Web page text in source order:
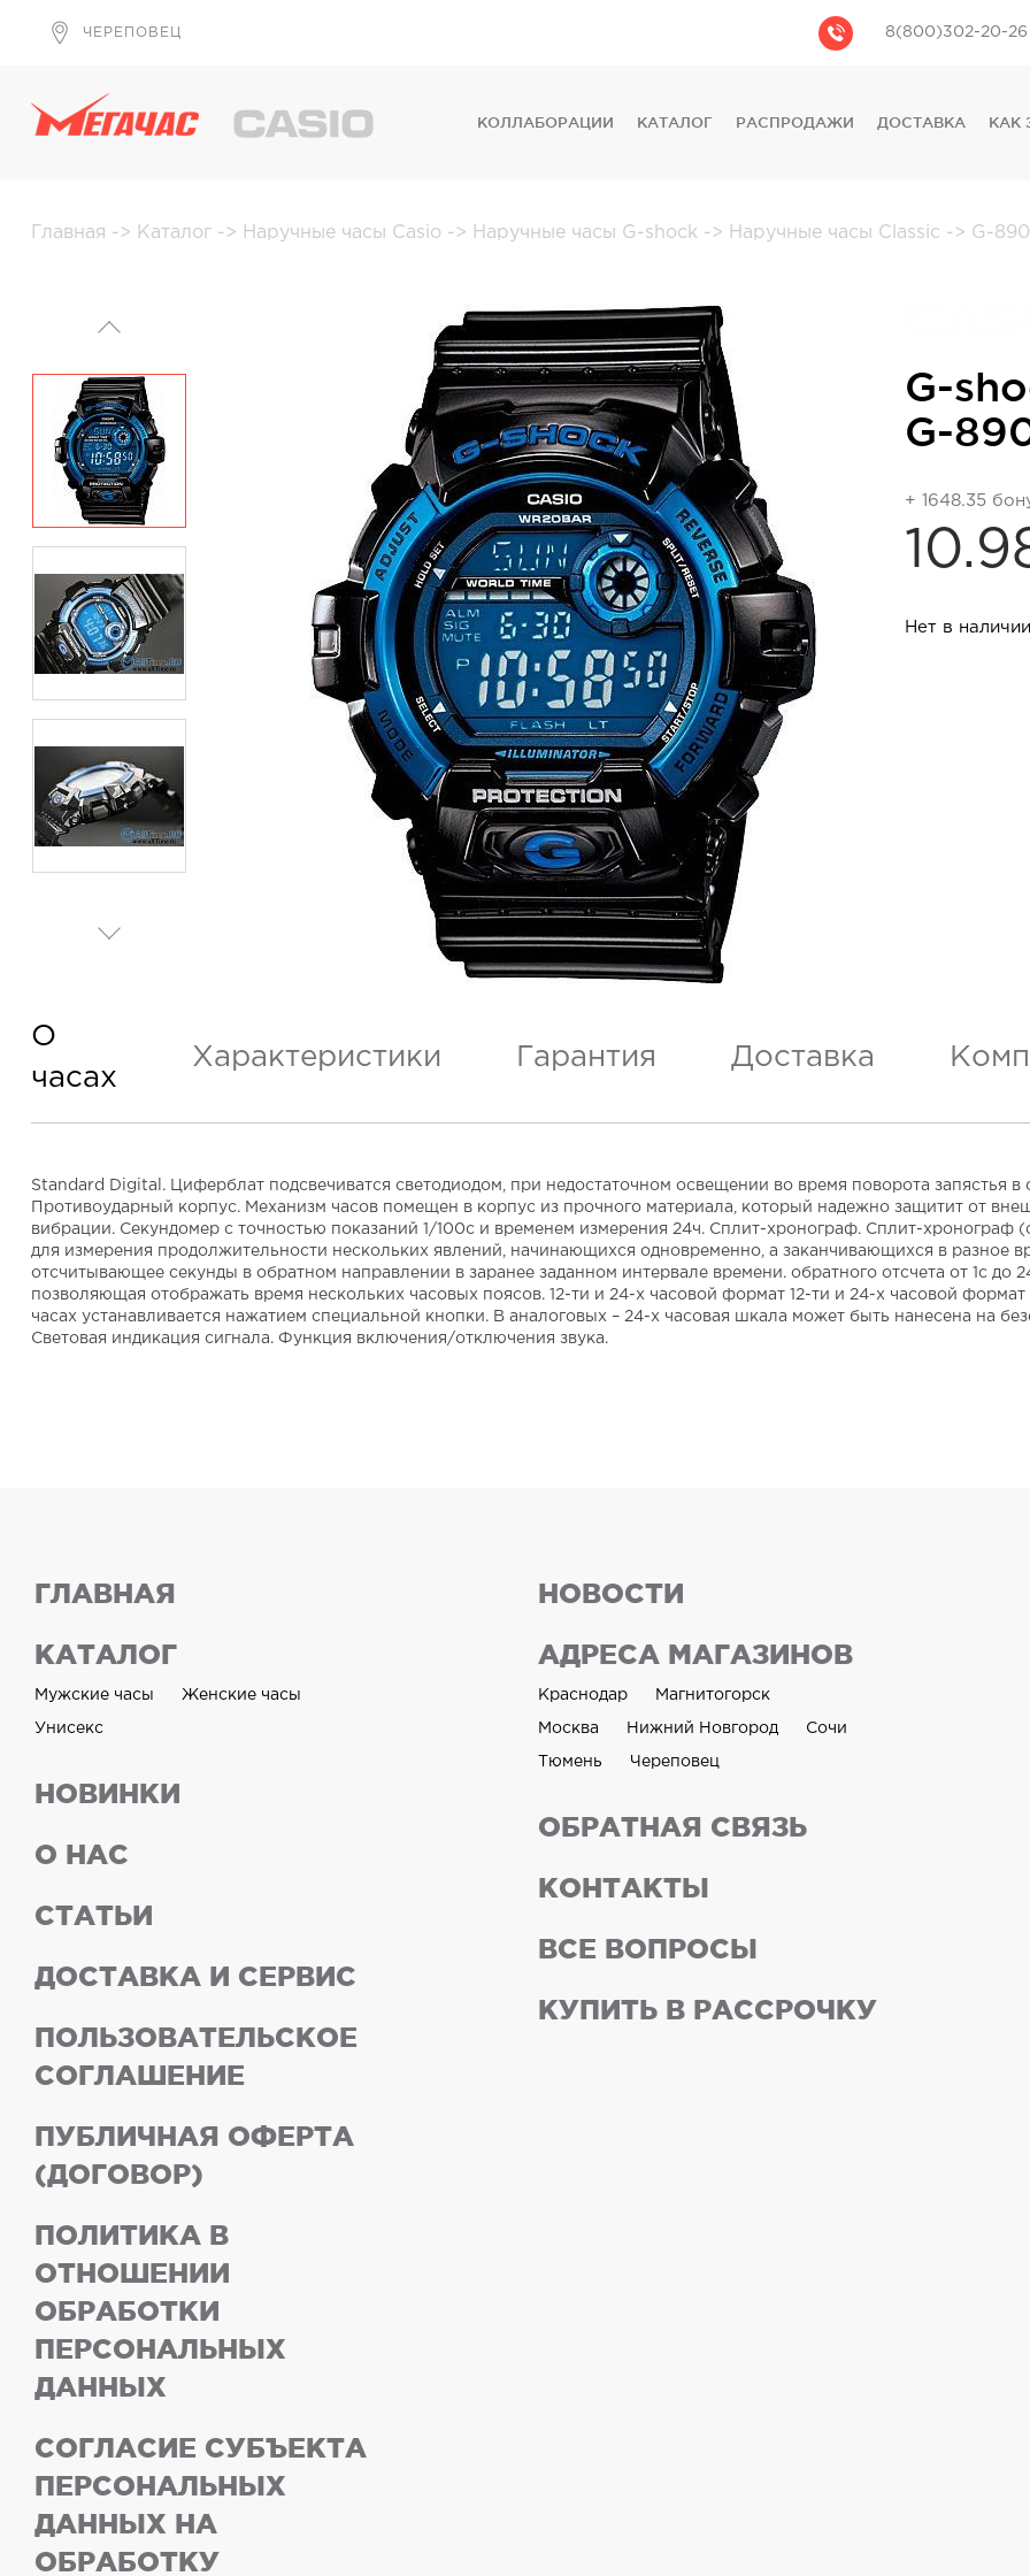
ЧЕРЕПОВЕЦ 8(800)302-20-26
КОЛЛАБОРАЦИИ
КАТАЛОГ
FOSSIL
DKNY
PHILIPP PLEIN
РАСПРОДАЖИ ДОСТАВКА КАК
Главная -> Каталог -> Наручные часы Casio -> Наручные часы G-shock -> Наручные часы Classic -> G-
G-
G-
+ 1648.35
Нет в наличии
О
часах
Характеристики Гарантия Доставка
Standard Digital. Циферблат подсвечиватся светодиодом, при недостаточном освещении во время поворота запястья в
Противоударный корпус. Механизм часов помещен в корпус из прочного материала, который надежно защитит от
вибрации. Секундомер с точностью показаний 1/100с и временем измерения 24ч. Сплит-хронограф. Сплит-хронограф
для измерения продолжительности нескольких явлений, начинающихся одновременно, а заканчивающихся в разное
отсчитывающее секунды в обратном направлении в заранее заданном интервале времени. обратного отсчета от 1с до
позволяющая отображать время нескольких часовых поясов. 12-ти и 24-х часовой формат 12-ти и 24-х часовой
часах устанавливается нажатием специальной кнопки. В аналоговых – 24-х часовая шкала может быть нанесена на
Световая индикация сигнала. Функция включения/отключения звука.
ГЛАВНАЯ
КАТАЛОГ
Мужские часы Женские часы
Унисекс
НОВИНКИ
О НАС
СТАТЬИ
ДОСТАВКА И СЕРВИС
ПОЛЬЗОВАТЕЛЬСКОЕ
СОГЛАШЕНИЕ
ПУБЛИЧНАЯ ОФЕРТА
(ДОГОВОР)
ПОЛИТИКА В
ОТНОШЕНИИ
ОБРАБОТКИ
ПЕРСОНАЛЬНЫХ
ДАННЫХ
СОГЛАСИЕ СУБЪЕКТА
ПЕРСОНАЛЬНЫХ
ДАННЫХ НА
ОБРАБОТКУ
НОВОСТИ
АДРЕСА МАГАЗИНОВ
Краснодар Магнитогорск
Москва Нижний Новгород Сочи
Тюмень Череповец
ОБРАТНАЯ СВЯЗЬ
КОНТАКТЫ
ВСЕ ВОПРОСЫ
КУПИТЬ В РАССРОЧКУ